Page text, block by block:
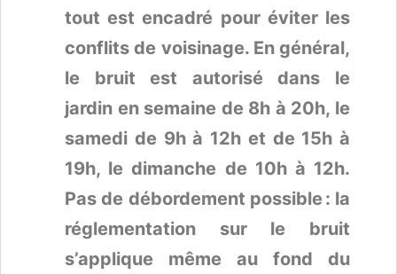
tout est encadré pour éviter les
conflits de voisinage. En général,
le bruit est autorisé dans le
jardin en semaine de 8h à 20h, le
samedi de 9h à 12h et de 15h à
19h, le dimanche de 10h à 12h.
Pas de débordement possible : la
réglementation sur le bruit
s’applique même au fond du